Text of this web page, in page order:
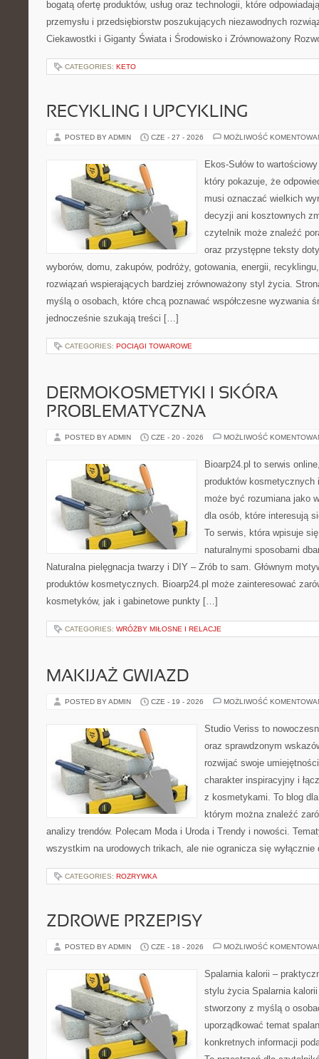
bogatą ofertę produktów, usług oraz technologii, które
przemysłu i przedsiębiorstw poszukujących niezawodnych
Ciekawostki i Giganty Świata i Środowisko i Zrównoważony
CATEGORIES: KETO
RECYKLING I UPCYKLING
POSTED BY ADMIN CZE - 27 - 2026 MOŻLIWOŚĆ
Ekos-Sułów to
który pokazuje, że
musi oznaczać wielkich
decyzji ani kosztownych
czytelnik może znaleźć
oraz przystępne teksty
wyborów, domu, zakupów, podróży, gotowania, energii,
rozwiązań wspierających bardziej zrównoważony styl życia.
myślą o osobach, które chcą poznawać współczesne wyzwania
jednocześnie szukają treści […]
CATEGORIES: POCIĄGI TOWAROWE
DERMOKOSMETYKI I SKÓRA
PROBLEMATYCZNA
POSTED BY ADMIN CZE - 20 - 2026 MOŻLIWOŚĆ
Bioarp24.pl to serwis
produktów kosmetycznych
może być rozumiana jako
dla osób, które interesują
To serwis, która wpisuje
naturalnymi sposobami
Naturalna pielęgnacja twarzy i DIY – Zrób to sam. Głównym
produktów kosmetycznych. Bioarp24.pl może zainteresować
kosmetyków, jak i gabinetowe punkty […]
CATEGORIES: WRÓŻBY MIŁOSNE I RELACJE
MAKIJAŻ GWIAZD
POSTED BY ADMIN CZE - 19 - 2026 MOŻLIWOŚĆ
Studio Veriss to
oraz sprawdzonym
rozwijać swoje
charakter inspiracyjny i
z kosmetykami. To blog
którym można znaleźć
analizy trendów. Polecam Moda i Uroda i Trendy i nowości.
wszystkim na urodowych trikach, ale nie ogranicza się
CATEGORIES: ROZRYWKA
ZDROWE PRZEPISY
POSTED BY ADMIN CZE - 18 - 2026 MOŻLIWOŚĆ
Spalarnia kalorii –
stylu życia Spalarnia
stworzony z myślą o
uporządkować temat
konkretnych informacji